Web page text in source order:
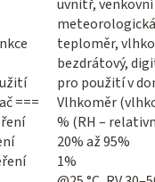
uvnitř,
teploměr,
bezdrátový,
pro použití v
===
Vlhkoměr
% (RH –
20% až 95%
1%